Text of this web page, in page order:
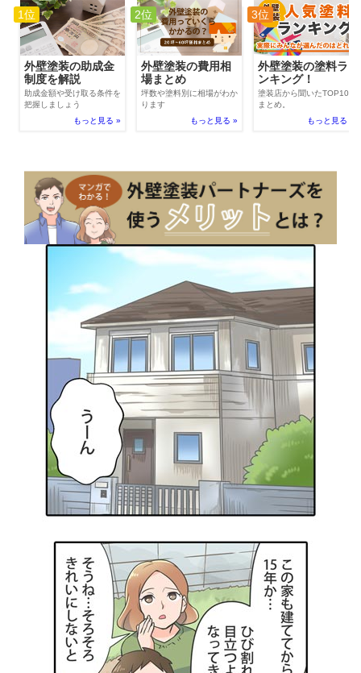
1位
外壁塗装の助成金
制度を解説
助成金額や受け取る条件を
把握しましょう
もっと見る »
2位
外壁塗装の費用相
場まとめ
坪数や塗料別に相場がわか
ります
もっと見る »
3位
外壁塗装の塗料ラ
ンキング！
塗装店から聞いたTOP100
まとめ。
もっと見る »